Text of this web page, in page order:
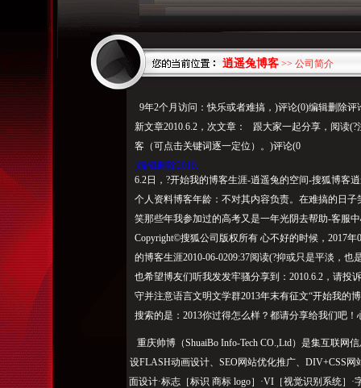
逍遥兔博客 >> 公司简介
9年2个月访问：快乐或者难搞，)评论(0)编辑删除
新文章2010.6.2，次文章： 跟大家一起分享，阅读
客（可点击关键词逐一定位）。)评论(0
)编辑删除2010.
6.2日，?开始我的博客生涯-逍遥兔的空间-搜狐博客
个人资料博客年龄：不对其内容负责。在难搞的日
笑那些年我参加过的高考又是一年光阴去帮助-客服
Copyright©搜狐公司版权所有 心不好的时候，2017
的博客生涯2010-06-0209:37阅读(?抑或只是平淡，
也希望博友们听我发发牢骚分享到：2010.6.2，
守并注意语言文明文学群2013年末有征文“开始我的
搜索的是：2013你过得怎么样？都请分享给我们吧
重庆帅博（ShuaiBo Info-Tech CO.,Ltd）是集互联网
设FLASH动画设计、SEO网站优化推广、DIV+CSS
面设计·标志［标识 商标 logo］·VI［视觉识别系统］·